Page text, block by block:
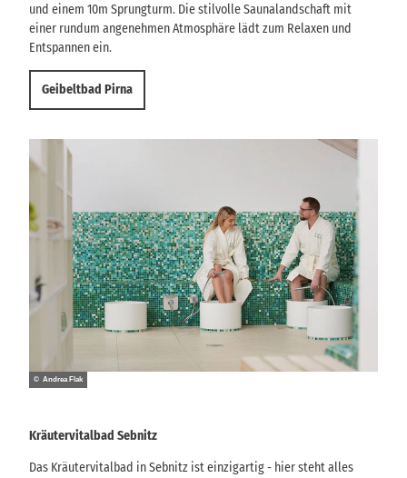
und einem 10m Sprungturm. Die stilvolle Saunalandschaft mit
einer rundum angenehmen Atmosphäre lädt zum Relaxen und
Entspannen ein.
Geibeltbad Pirna
Kräutervitalbad Sebnitz
Das Kräutervitalbad in Sebnitz ist einzigartig - hier steht alles
© Andrea Flak